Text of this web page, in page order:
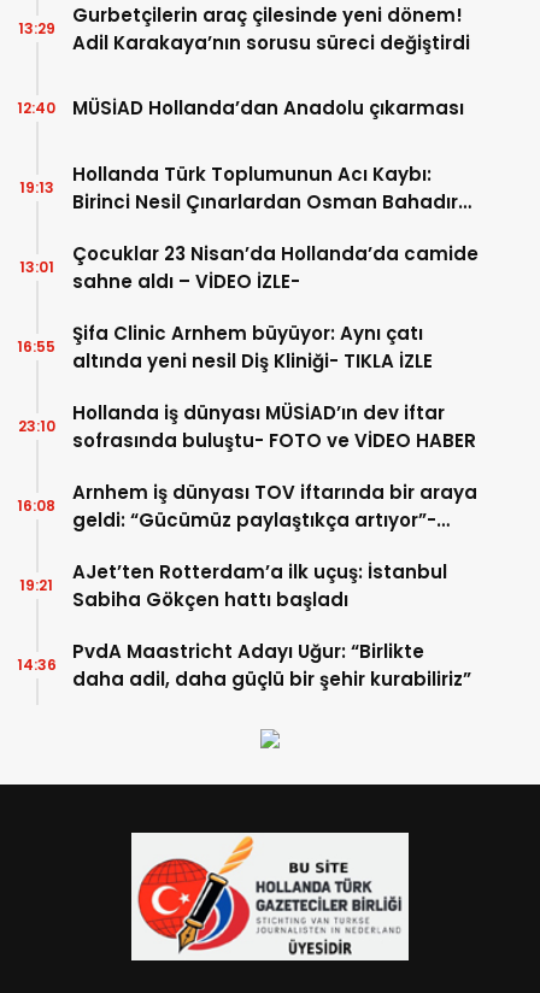
Gurbetçilerin araç çilesinde yeni dönem!
Adil Karakaya’nın sorusu süreci değiştirdi
13:29
MÜSİAD Hollanda’dan Anadolu çıkarması
12:40
Hollanda Türk Toplumunun Acı Kaybı:
Birinci Nesil Çınarlardan Osman Bahadır
19:13
Çocuklar 23 Nisan’da Hollanda’da camide
sahne aldı – VİDEO İZLE-
13:01
Şifa Clinic Arnhem büyüyor: Aynı çatı
altında yeni nesil Diş Kliniği- TIKLA İZLE
16:55
Hollanda iş dünyası MÜSİAD’ın dev iftar
sofrasında buluştu- FOTO ve VİDEO HABER
23:10
Arnhem iş dünyası TOV iftarında bir araya
geldi: “Gücümüz paylaştıkça artıyor”-
16:08
AJet’ten Rotterdam’a ilk uçuş: İstanbul
Sabiha Gökçen hattı başladı
19:21
PvdA Maastricht Adayı Uğur: “Birlikte
daha adil, daha güçlü bir şehir kurabiliriz”
14:36